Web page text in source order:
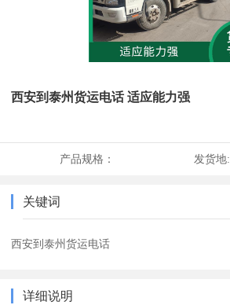
西安到泰州货运电话 适应能力强
产品规格： 发货地:
关键词
西安到泰州货运电话
详细说明